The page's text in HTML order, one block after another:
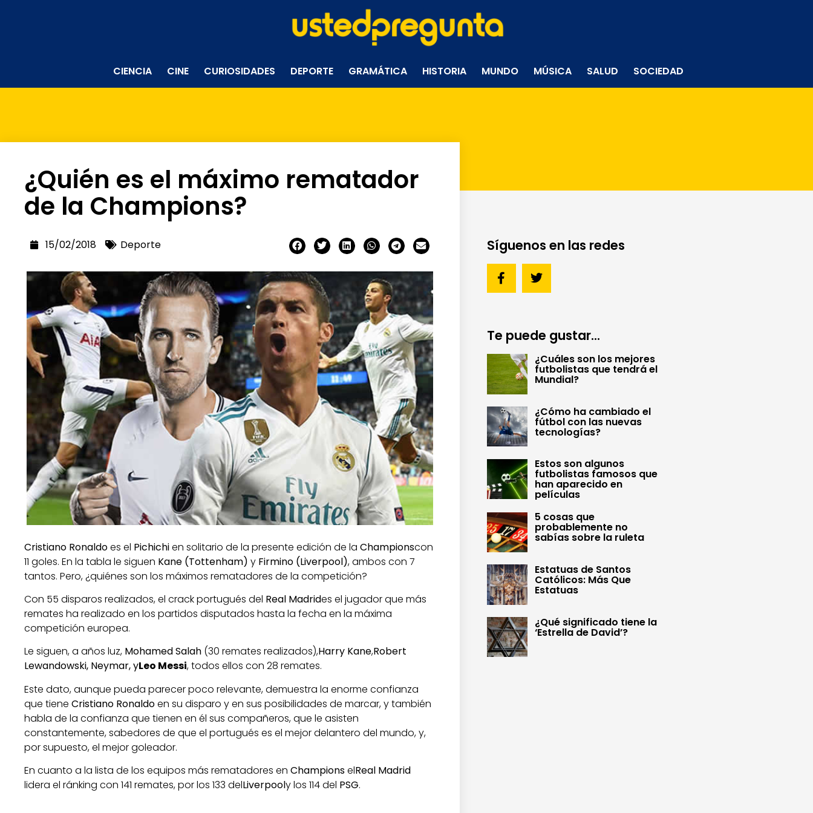
CIENCIA CINE CURIOSIDADES DEPORTE GRAMÁTICA HISTORIA MUNDO MÚSICA SALUD SOCIEDAD
¿Quién es el máximo rematador
de la Champions?
15/02/2018 Deporte
Cristiano Ronaldoes el Pichichien solitario de la presente edición de la Championscon
11 goles. En la tabla le siguen Kane (Tottenham) y Firmino (Liverpool), ambos con 7
tantos. Pero, ¿quiénes son los máximos rematadores de la competición?
Con 55 disparos realizados, el crack portugués del Real Madrides el jugador que más
remates ha realizado en los partidos disputados hasta la fecha en la máxima
competición europea.
Le siguen, a años luz, Mohamed Salah (30 remates realizados),Harry Kane,Robert
Lewandowski, Neymar, yLeo Messi, todos ellos con 28 remates.
Este dato, aunque pueda parecer poco relevante, demuestra la enorme confianza
que tiene Cristiano Ronaldoen su disparo y en sus posibilidades de marcar, y también
habla de la confianza que tienen en él sus compañeros, que le asisten
constantemente, sabedores de que el portugués es el mejor delantero del mundo, y,
por supuesto, el mejor goleador.
En cuanto a la lista de los equipos más rematadores en ChampionselReal Madrid
lidera el ránking con 141 remates, por los 133 delLiverpooly los 114 del PSG.
Síguenos en las redes
Te puede gustar...
¿Cuáles son los mejores
futbolistas que tendrá el
Mundial?
¿Cómo ha cambiado el
fútbol con las nuevas
tecnologías?
Estos son algunos
futbolistas famosos que
han aparecido en
películas
5 cosas que
probablemente no
sabías sobre la ruleta
Estatuas de Santos
Católicos: Más Que
Estatuas
¿Qué significado tiene la
‘Estrella de David’?